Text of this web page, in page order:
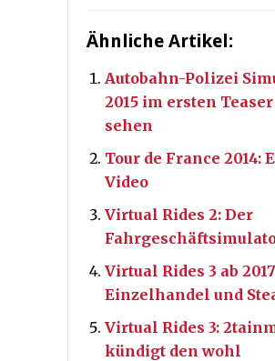
Ähnliche Artikel:
Autobahn-Polizei
2015 im ersten Teaser
sehen
Tour de France 2014:
Video
Virtual Rides 2: Der
Virtual Rides 3 ab
Einzelhandel und
Virtual Rides 3:
kündigt den wohl